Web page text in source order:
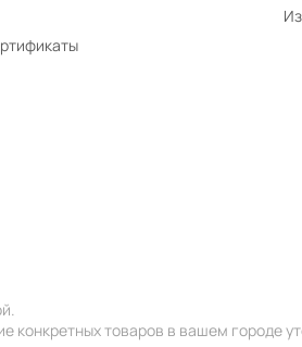
конкретных товаров в вашем городе